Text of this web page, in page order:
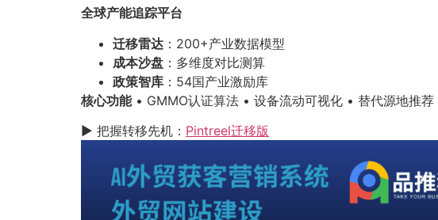
全球产能追踪平台
迁移雷达 ：200+产业数据模型
成本沙盘 ：多维度对比测算
政策智库 ：54国产业激励库
核心功能• GMMO认证算法 • 设备流动可视化 • 替代源地推荐
▶ 把握转移先机： Pintreel迁移版